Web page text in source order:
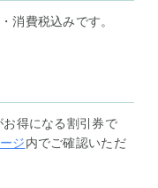
消費税込みです。
得になる割引券で
ジ内でご確認いただ